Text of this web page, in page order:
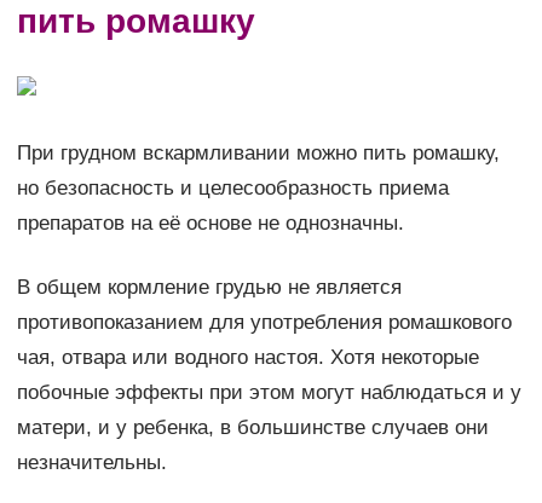
пить ромашку
При грудном вскармливании можно пить ромашку,
но безопасность и целесообразность приема
препаратов на её основе не однозначны.
В общем кормление грудью не является
противопоказанием для употребления ромашкового
чая, отвара или водного настоя. Хотя некоторые
побочные эффекты при этом могут наблюдаться и у
матери, и у ребенка, в большинстве случаев они
незначительны.